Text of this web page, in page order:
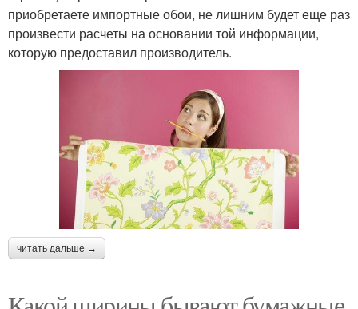
приобретаете импортные обои, не лишним будет еще раз
произвести расчеты на основании той информации,
которую предоставил производитель.
читать дальше →